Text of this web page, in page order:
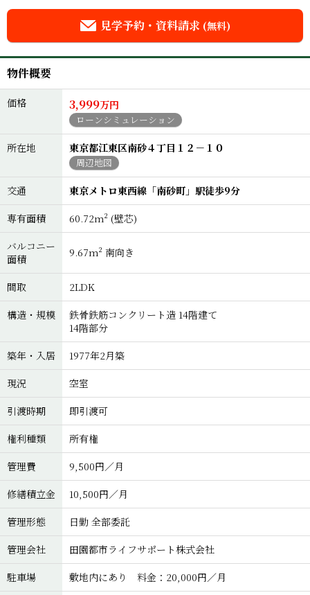
見学予約・資料請求 (無料)
物件概要
価格 3,999万円
ローンシミュレーション
所在地 東京都江東区南砂４丁目１２－１０
周辺地図
交通
東京メトロ東西線「南砂町」駅徒歩9分
専有面積
60.72m² (壁芯)
バルコニー
面積
9.67m² 南向き
間取
2LDK
構造・規模
鉄骨鉄筋コンクリート造 14階建て
14階部分
築年・入居
1977年2月築
現況
空室
引渡時期
即引渡可
権利種類
所有権
管理費
9,500円／月
修繕積立金
10,500円／月
管理形態
日勤 全部委託
管理会社
田園都市ライフサポート株式会社
駐車場
敷地内にあり 料金：20,000円／月